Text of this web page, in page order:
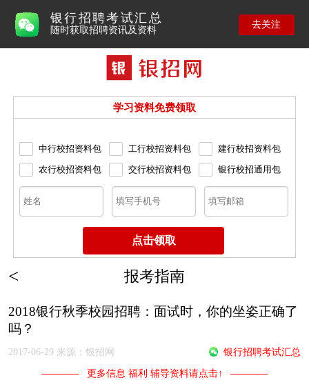
银行招聘考试汇总
随时获取招聘资讯及资料
去关注
学习资料免费领取
中行校招资料包 工行校招资料包
建行校招资料包
农行校招资料包
交行校招资料包 银行校招通用包
报考指南
2018银行秋季校园招聘：面试时，你的坐姿正确了
吗？
2017-06-29 来源：银招网
银行招聘考试汇总
更多信息 福利 辅导资料请点击↑